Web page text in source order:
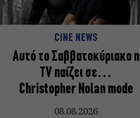
CINE NEWS
Αυτό το Σαββατοκύριακο η
TV παίζει σε…
Christopher Nolan mode
08.08.2026